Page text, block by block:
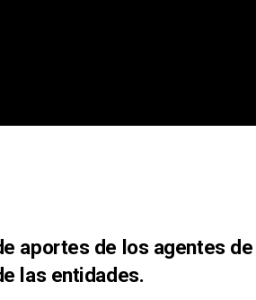
aportes de los agentes de
las entidades.